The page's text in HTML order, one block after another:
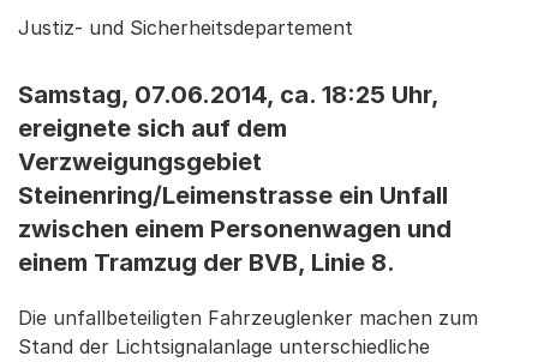
Justiz- und Sicherheitsdepartement
Samstag, 07.06.2014, ca. 18:25 Uhr,
ereignete sich auf dem
Verzweigungsgebiet
Steinenring/Leimenstrasse ein Unfall
zwischen einem Personenwagen und
einem Tramzug der BVB, Linie 8.
Die unfallbeteiligten Fahrzeuglenker machen zum
Stand der Lichtsignalanlage unterschiedliche